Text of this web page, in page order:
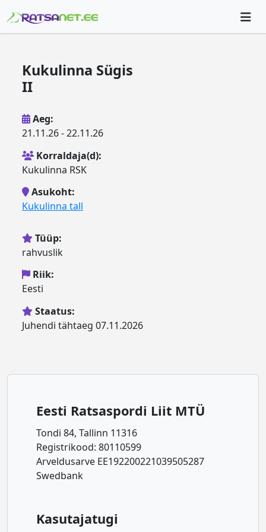
Kukulinna Sügis
II
Aeg:
21.11.26 - 22.11.26
Korraldaja(d):
Kukulinna RSK
Asukoht:
Kukulinna tall
Tüüp:
rahvuslik
Riik:
Eesti
Staatus:
Juhendi tähtaeg 07.11.2026
Eesti Ratsaspordi Liit MTÜ
Tondi 84, Tallinn 11316
Registrikood: 80110599
Arveldusarve EE192200221039505287
Swedbank
Kasutajatugi